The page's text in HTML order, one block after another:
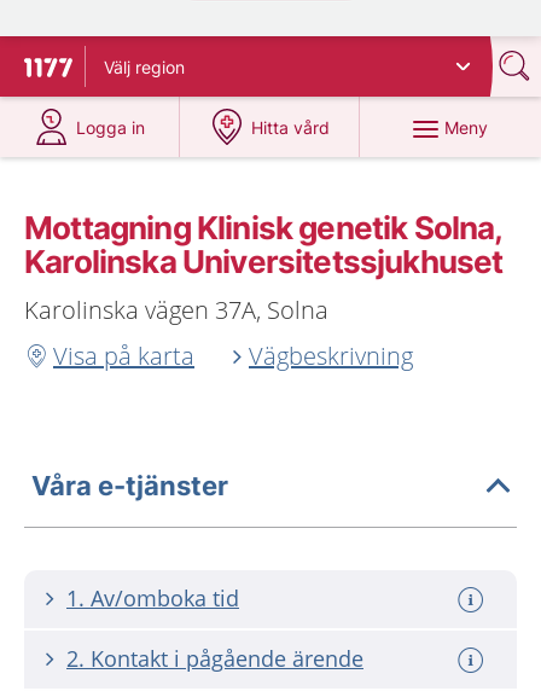
Till startsidan för 1177
Välj region
Logga in
på 1177.se
Hitta vård
på 1177.se
Meny
Mottagning Klinisk genetik Solna,
Karolinska Universitetssjukhuset
Karolinska vägen 37A, Solna
Visa på karta
Vägbeskrivning
Våra e-tjänster
1. Av/omboka tid
2. Kontakt i pågående ärende